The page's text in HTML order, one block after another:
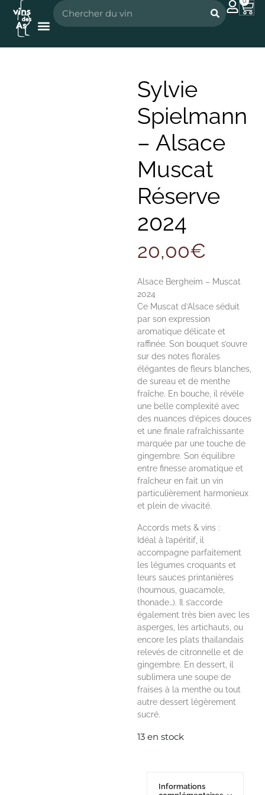
Sylvie
Spielmann
– Alsace
Muscat
Réserve
2024
20,00€
Alsace Bergheim – Muscat
2024
Ce Muscat d’Alsace séduit
par son expression
aromatique délicate et
raffinée. Son bouquet s’ouvre
sur des notes florales
élégantes de fleurs blanches,
de sureau et de menthe
fraîche. En bouche, il révèle
une belle complexité avec
des nuances d’épices douces
et une finale rafraîchissante
marquée par une touche de
gingembre. Son équilibre
entre finesse aromatique et
fraîcheur en fait un vin
particulièrement harmonieux
et plein de vivacité.
Accords mets & vins :
Idéal à l’apéritif, il
accompagne parfaitement
les légumes croquants et
leurs sauces printanières
(houmous, guacamole,
thonade…). Il s’accorde
également très bien avec les
asperges, les artichauts, ou
encore les plats thaïlandais
relevés de citronnelle et de
gingembre. En dessert, il
sublimera une soupe de
fraises à la menthe ou tout
autre dessert légèrement
sucré.
13 en stock
Informations